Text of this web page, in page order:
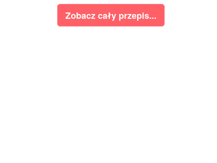
Zobacz cały przepis...